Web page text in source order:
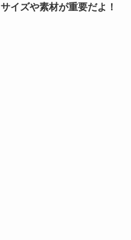
サイズや素材が重要だよ！